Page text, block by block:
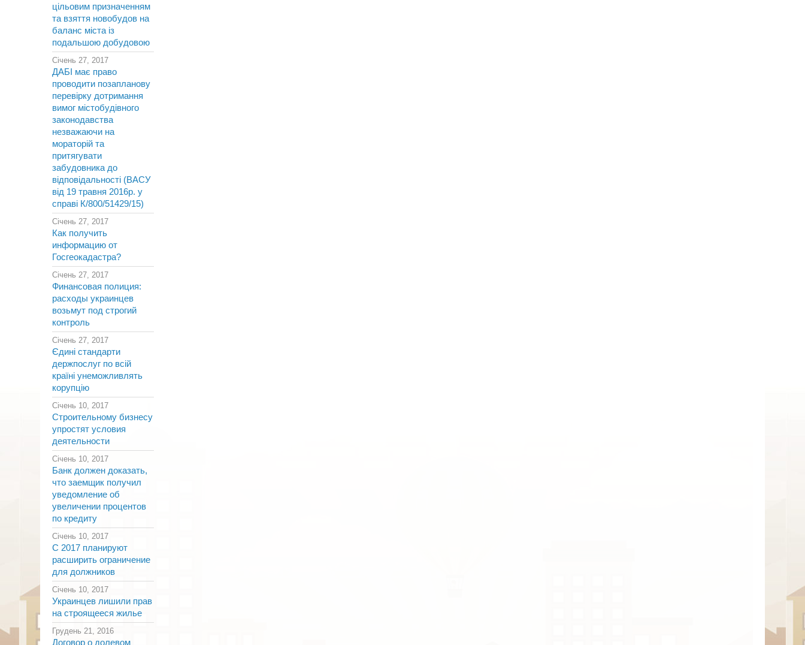
цільовим призначенням
та взяття новобудов на
баланс міста із
подальшою добудовою
Січень 27, 2017
ДАБІ має право
проводити позапланову
перевірку дотримання
вимог містобудівного
законодавства
незважаючи на
мораторій та
притягувати
забудовника до
відповідальності (ВАСУ
від 19 травня 2016р. у
справі К/800/51429/15)
Січень 27, 2017
Как получить
информацию от
Госгеокадастра?
Січень 27, 2017
Финансовая полиция:
расходы украинцев
возьмут под строгий
контроль
Січень 27, 2017
Єдині стандарти
держпослуг по всій
країні унеможливлять
корупцію
Січень 10, 2017
Строительному бизнесу
упростят условия
деятельности
Січень 10, 2017
Банк должен доказать,
что заемщик получил
уведомление об
увеличении процентов
по кредиту
Січень 10, 2017
С 2017 планируют
расширить ограничение
для должников
Січень 10, 2017
Украинцев лишили прав
на строящееся жилье
Грудень 21, 2016
Договор о долевом